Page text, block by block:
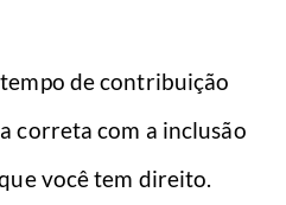
de contribuição
correta com a inclusão
você tem direito.